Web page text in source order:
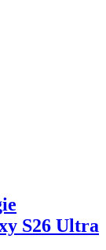
S26 Ultra